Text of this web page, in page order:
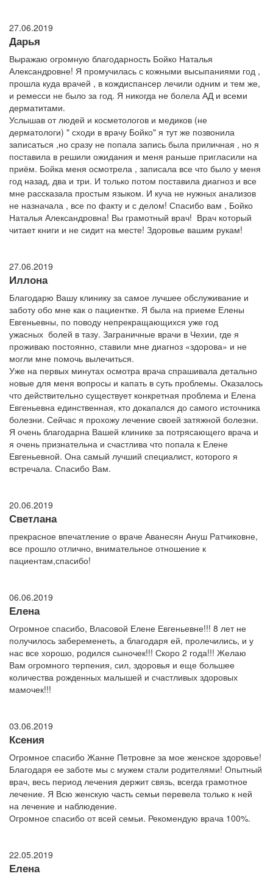
27.06.2019
Дарья
Выражаю огромную благодарность Бойко Наталья
Александровне! Я промучилась с кожными высыпаниями год ,
прошла куда врачей , в кождиспансер лечили одним и тем же,
и ремесси не было за год. Я никогда не болела АД и всеми
дерматитами.
Услышав от людей и косметологов и медиков (не
дерматологи) " сходи в врачу Бойко" я тут же позвонила
записаться ,но сразу не попала запись была приличная , но я
поставила в решили ожидания и меня раньше пригласили на
приём. Бойка меня осмотрела , записала все что было у меня
год назад, два и три. И только потом поставила диагноз и все
мне рассказала простым языком. И куча не нужных анализов
не назначала , все по факту и с делом! Спасибо вам , Бойко
Наталья Александровна! Вы грамотный врач! Врач который
читает книги и не сидит на месте! Здоровье вашим рукам!
27.06.2019
Иллона
Благодарю Вашу клинику за самое лучшее обслуживание и
заботу обо мне как о пациентке. Я была на приеме Елены
Евгеньевны, по поводу непрекращающихся уже год
ужасных болей в тазу. Заграничные врачи в Чехии, где я
проживаю постоянно, ставили мне диагноз «здорова» и не
могли мне помочь вылечиться.
Уже на первых минутах осмотра врача спрашивала детально
новые для меня вопросы и капать в суть проблемы. Оказалось
что действительно существует конкретная проблема и Елена
Евгеньевна единственная, кто докапался до самого источника
болезни. Сейчас я прохожу лечение своей затяжной болезни.
Я очень благодарна Вашей клинике за потрясающего врача и
я очень признательна и счастлива что попала к Елене
Евгеньевной. Она самый лучший специалист, которого я
встречала. Спасибо Вам.
20.06.2019
Светлана
прекрасное впечатление о враче Аванесян Ануш Ратчиковне,
все прошло отлично, внимательное отношение к
пациентам,спасибо!
06.06.2019
Елена
Огромное спасибо, Власовой Елене Евгеньевне!!! 8 лет не
получилось забеременеть, а благодаря ей, пролечились, и у
нас все хорошо, родился сыночек!!! Скоро 2 года!!! Желаю
Вам огромного терпения, сил, здоровья и еще большее
количества рожденных малышей и счастливых здоровых
мамочек!!!
03.06.2019
Ксения
Огромное спасибо Жанне Петровне за мое женское здоровье!
Благодаря ее заботе мы с мужем стали родителями! Опытный
врач, весь период лечения держит связь, всегда грамотное
лечение. Я Всю женскую часть семьи перевела только к ней
на лечение и наблюдение.
Огромное спасибо от всей семьи. Рекомендую врача 100%.
22.05.2019
Елена